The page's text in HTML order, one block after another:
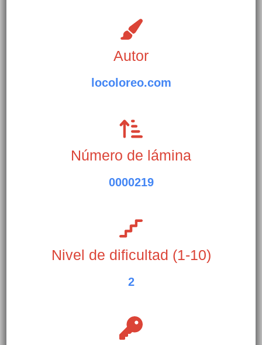
Autor
locoloreo.com
Número de lámina
0000219
Nivel de dificultad (1-10)
2